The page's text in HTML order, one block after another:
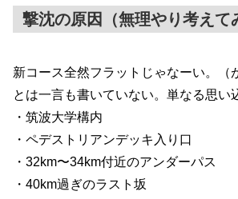
撃沈の原因（無理やり考えて
新コース全然フラットじゃなーい。（
とは一言も書いていない。単なる思い
・筑波大学構内
・ペデストリアンデッキ入り口
・32km〜34km付近のアンダーパス
・40km過ぎのラスト坂